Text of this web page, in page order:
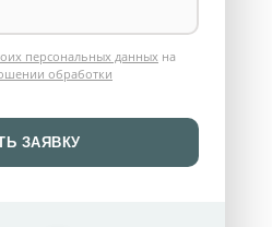
персональных данных на
обработки
ЗАЯВКУ